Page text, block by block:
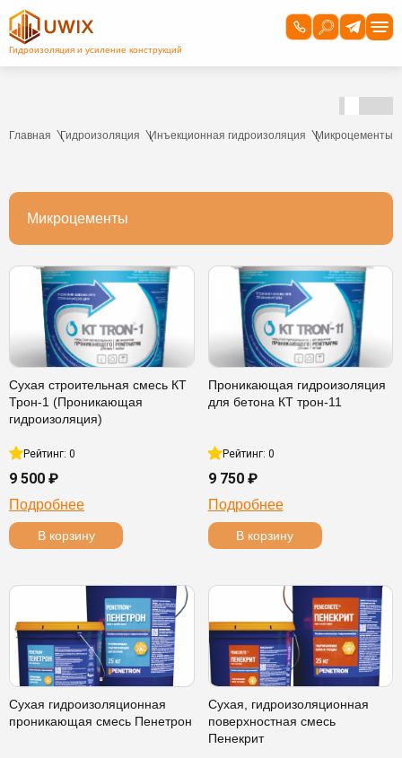
Главная Гидроизоляция Инъекционная гидроизоляция Микроцементы
Микроцементы
Сухая строительная смесь КТ
Трон-1 (Проникающая
гидроизоляция)
Рейтинг: 0
9 500 ₽
Подробнее
В корзину
Проникающая гидроизоляция
для бетона КТ трон-11
Рейтинг: 0
9 750 ₽
Подробнее
В корзину
Сухая гидроизоляционная
проникающая смесь Пенетрон
Сухая, гидроизоляционная
поверхностная смесь
Пенекрит